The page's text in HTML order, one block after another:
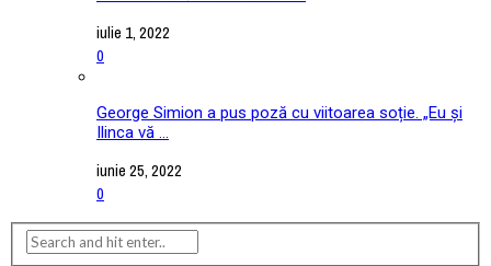
iulie 1, 2022
0
George Simion a pus poză cu viitoarea soție. „Eu și
Ilinca vă ...
iunie 25, 2022
0